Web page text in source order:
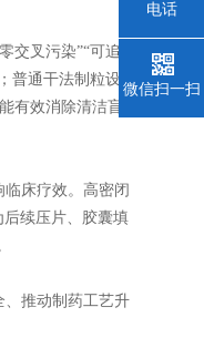
叉污染”“可追溯
普通干法制粒设备
有效消除清洁盲
床疗效。高密闭
续压片、胶囊填
推动制药工艺升
电话
微信扫一扫